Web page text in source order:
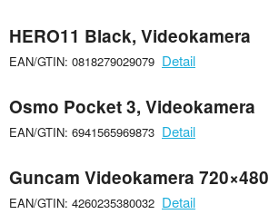
HERO11 Black, Videokamera
EAN/GTIN: 0818279029079 Detail
Osmo Pocket 3, Videokamera
EAN/GTIN: 6941565969873 Detail
Guncam Videokamera 720×480
EAN/GTIN: 4260235380032 Detail